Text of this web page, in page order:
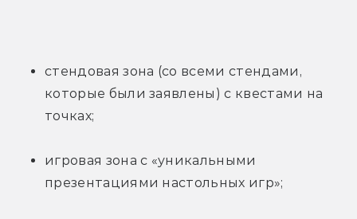
стендовая зона (со всеми стендами,
которые были заявлены) с квестами на
точках;
игровая зона с «уникальными
презентациями настольных игр»;